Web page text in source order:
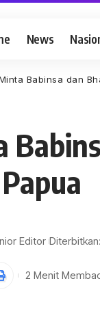
News
Babinsa dan
Editor
2 Menit